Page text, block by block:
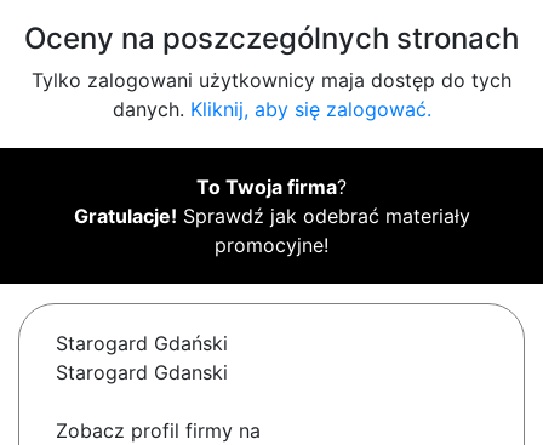
Oceny na poszczególnych stronach
Tylko zalogowani użytkownicy maja dostęp do tych
danych. Kliknij, aby się zalogować.
To Twoja firma?
Gratulacje! Sprawdź jak odebrać materiały
promocyjne!
Starogard Gdański
Starogard Gdanski
Zobacz profil firmy na